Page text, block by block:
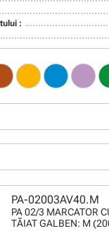
:
PA-02003AV40.M
PA 02/3 MARCATOR
TĂIAT GALBEN: M